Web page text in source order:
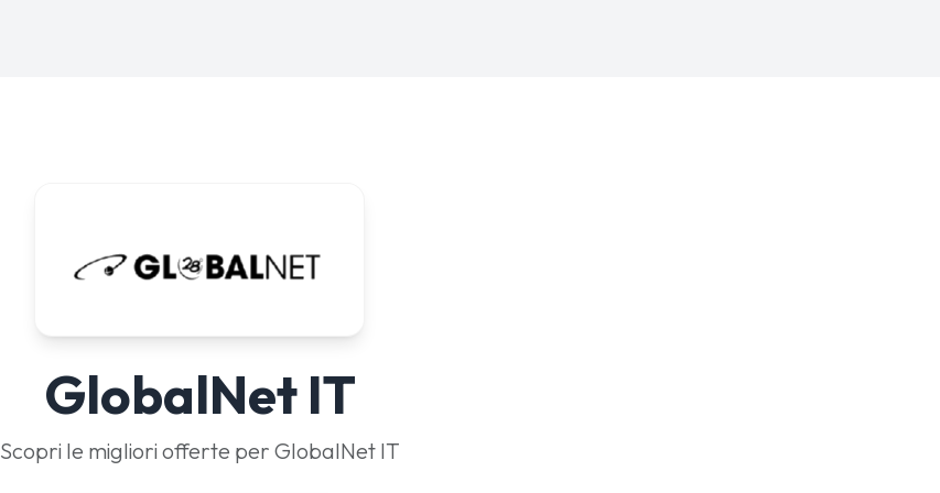
GlobalNet IT
Scopri le migliori offerte per GlobalNet IT